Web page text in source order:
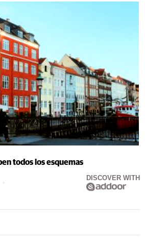
todos los esquemas
DISCOVER WITH